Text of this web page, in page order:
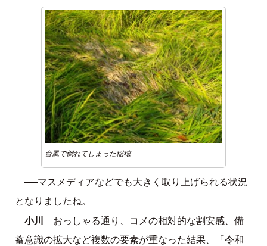
台風で倒れてしまった稲穂
──マスメディアなどでも大きく取り上げられる状況
となりましたね。
小川
おっしゃる通り、コメの相対的な割安感、備
蓄意識の拡大など複数の要素が重なった結果、「令和